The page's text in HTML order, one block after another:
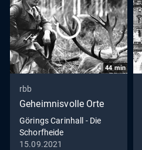
44min
rbb
Geheimnisvolle Orte
Görings Carinhall - Die
Schorfheide
15.09.2021